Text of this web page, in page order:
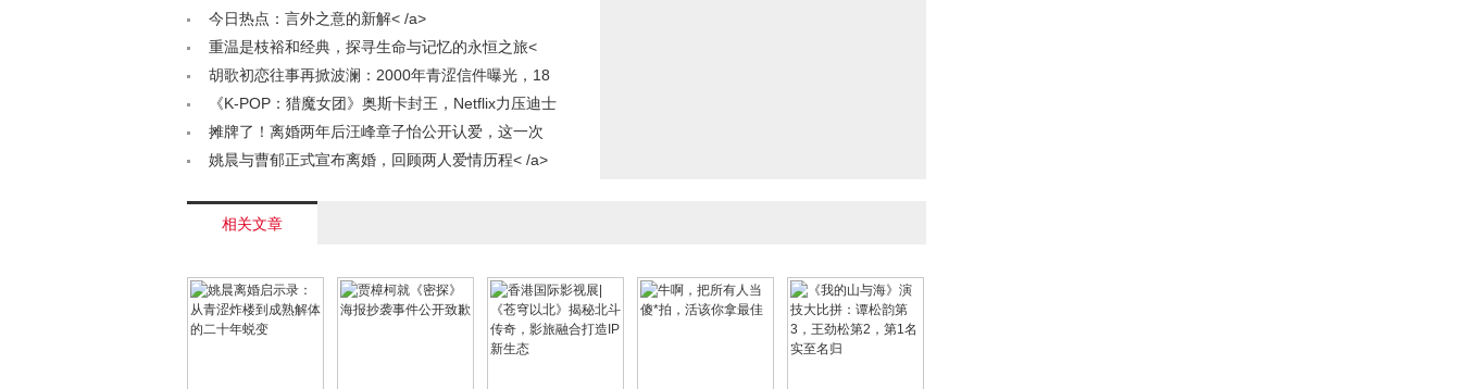
南卫视逆袭第二，央视稳坐头把交椅< /a>
今日热点：言外之意的新解< /a>
重温是枝裕和经典，探寻生命与记忆的永恒之旅<
/a> 胡歌初恋往事再掀波澜：2000年青涩信件曝光，18
岁恋情细节引发热议< /a>
《K-POP：猎魔女团》奥斯卡封王，Netflix力压迪士
尼！好莱坞内容大战新篇章< /a>
摊牌了！离婚两年后汪峰章子怡公开认爱，这一次
森林北输得彻底< /a>
姚晨与曹郁正式宣布离婚，回顾两人爱情历程< /a>
相关文章